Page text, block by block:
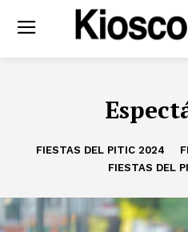
FIESTAS DEL PITIC 2024
FIESTAS DEL